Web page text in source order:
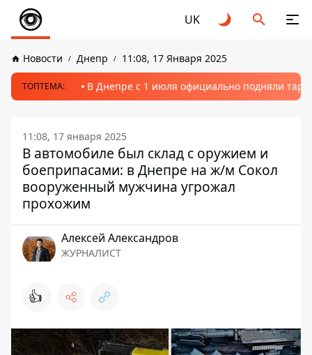
UK
Новости Днепр 11:08, 17 Января 2025
ТОПТЕМА: В Днепре с 1 июля официально подняли
11:08, 17 января 2025
В автомобиле был склад с оружием и
боеприпасами: в Днепре на ж/м Сокол
вооруженный мужчина угрожал
прохожим
Алексей Александров
ЖУРНАЛИСТ
👍